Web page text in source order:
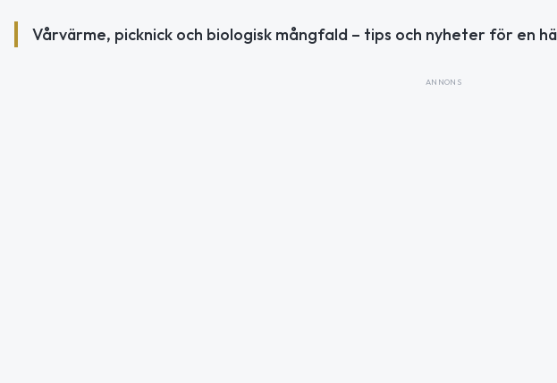
Vårvärme, picknick och biologisk mångfald – tips och nyheter för en
ANNONS